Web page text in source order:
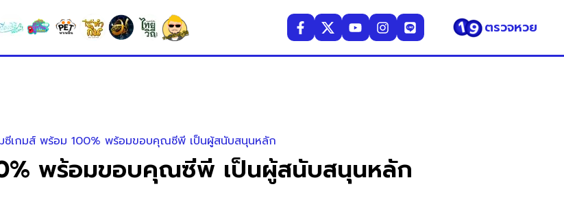
ตรวจหวย
ซีเกมส์ พร้อม 100% พร้อมขอบคุณซีพี เป็นผู้สนับสนุนหลัก
พร้อมขอบคุณซีพี เป็นผู้สนับสนุนหลัก